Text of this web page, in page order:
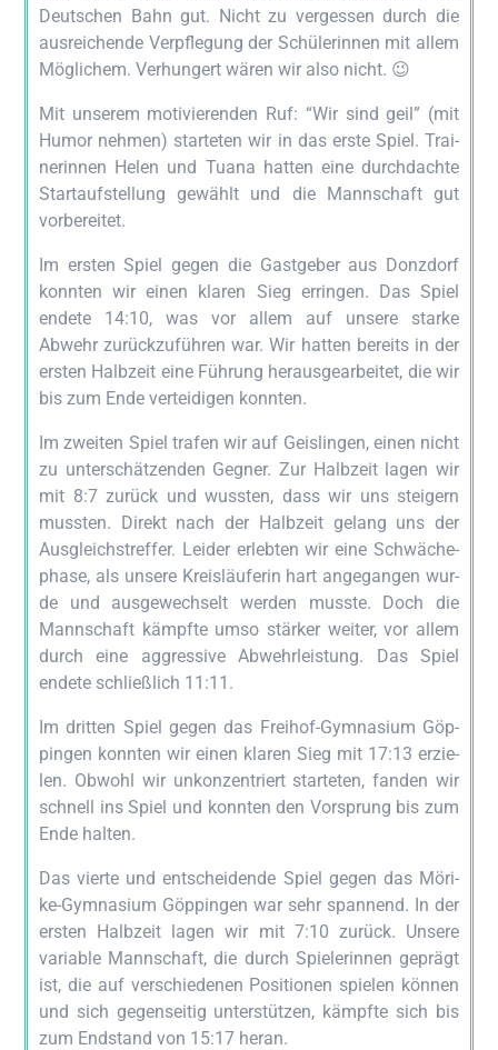
Deut­schen Bahn gut. Nicht zu ver­ges­sen durch die
aus­rei­chen­de Ver­pfle­gung der Schü­le­rin­nen mit allem
Mög­li­chem. Ver­hun­gert wären wir also nicht. 😉
Mit unse­rem moti­vie­ren­den Ruf: “Wir sind geil” (mit
Humor neh­men) star­te­ten wir in das ers­te Spiel. Trai­
ne­rin­nen Helen und Tua­na hat­ten eine durch­dach­te
Start­auf­stel­lung gewählt und die Mann­schaft gut
vorbereitet.
Im ers­ten Spiel gegen die Gast­ge­ber aus Don­z­dorf
konn­ten wir einen kla­ren Sieg errin­gen. Das Spiel
ende­te 14:10, was vor allem auf unse­re star­ke
Abwehr zurück­zu­füh­ren war. Wir hat­ten bereits in der
ers­ten Halb­zeit eine Füh­rung her­aus­ge­ar­bei­tet, die wir
bis zum Ende ver­tei­di­gen konnten.
Im zwei­ten Spiel tra­fen wir auf Geis­lin­gen, einen nicht
zu unter­schät­zen­den Geg­ner. Zur Halb­zeit lagen wir
mit 8:7 zurück und wuss­ten, dass wir uns stei­gern
muss­ten. Direkt nach der Halb­zeit gelang uns der
Aus­gleichs­tref­fer. Lei­der erleb­ten wir eine Schwä­che­
pha­se, als unse­re Kreis­läu­fe­rin hart ange­gan­gen wur­
de und aus­ge­wech­selt wer­den muss­te. Doch die
Mann­schaft kämpf­te umso stär­ker wei­ter, vor allem
durch eine aggres­si­ve Abwehr­leis­tung. Das Spiel
ende­te schließ­lich 11:11.
Im drit­ten Spiel gegen das Frei­hof-Gym­na­si­um Göp­
pin­gen konn­ten wir einen kla­ren Sieg mit 17:13 erzie­
len. Obwohl wir unkon­zen­triert star­te­ten, fan­den wir
schnell ins Spiel und konn­ten den Vor­sprung bis zum
Ende halten.
Das vier­te und ent­schei­den­de Spiel gegen das Möri­
ke-Gym­na­si­um Göp­pin­gen war sehr span­nend. In der
ers­ten Halb­zeit lagen wir mit 7:10 zurück. Unse­re
varia­ble Mann­schaft, die durch Spie­le­rin­nen geprägt
ist, die auf ver­schie­de­nen Posi­tio­nen spie­len kön­nen
und sich gegen­sei­tig unter­stüt­zen, kämpf­te sich bis
zum End­stand von 15:17 heran.